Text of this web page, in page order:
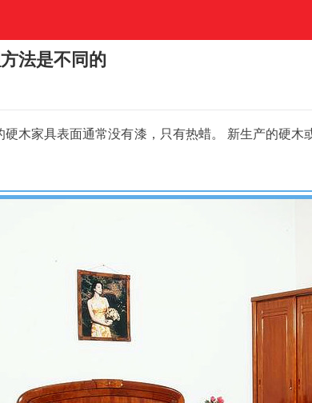
法是不同的
木家具表面通常没有漆，只有热蜡。 新生产的硬木